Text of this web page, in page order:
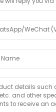
میل درج